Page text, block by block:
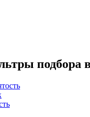
подбора